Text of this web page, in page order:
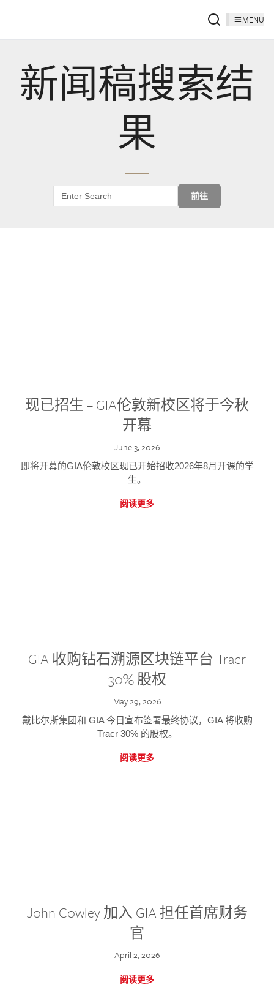
MENU
新闻稿搜索结
果
前往
现已招生 – GIA伦敦新校区将于今秋
开幕
June 3, 2026
即将开幕的GIA伦敦校区现已开始招收2026年8月开课的学
生。
阅读更多
GIA 收购钻石溯源区块链平台 Tracr
30% 股权
May 29, 2026
戴比尔斯集团和 GIA 今日宣布签署最终协议，GIA 将收购
Tracr 30% 的股权。
阅读更多
John Cowley 加入 GIA 担任首席财务
官
April 2, 2026
阅读更多